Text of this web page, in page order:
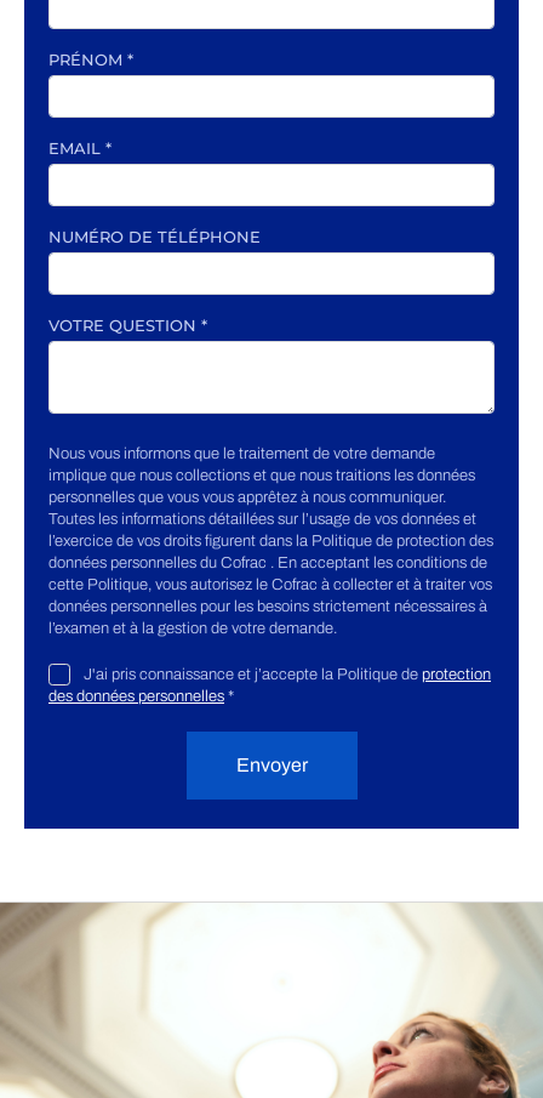
PRÉNOM *
EMAIL *
NUMÉRO DE TÉLÉPHONE
VOTRE QUESTION *
Nous vous informons que le traitement de votre demande
implique que nous collections et que nous traitions les données
personnelles que vous vous apprêtez à nous communiquer.
Toutes les informations détaillées sur l’usage de vos données et
l’exercice de vos droits figurent dans la Politique de protection des
données personnelles du Cofrac . En acceptant les conditions de
cette Politique, vous autorisez le Cofrac à collecter et à traiter vos
données personnelles pour les besoins strictement nécessaires à
l’examen et à la gestion de votre demande.
J'ai pris connaissance et j’accepte la Politique de protection
des données personnelles *
Envoyer